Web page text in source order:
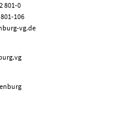
801-0
106
vg.de